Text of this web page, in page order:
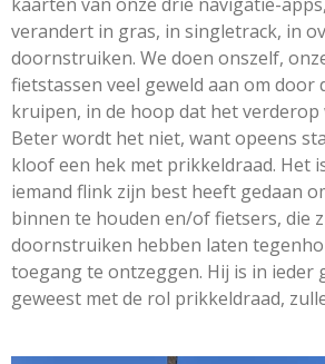
verandert in gras, in singletrack, in
doornstruiken. We doen onszelf,
fietstassen veel geweld aan om door
kruipen, in de hoop dat het
Beter wordt het niet, want opeens
kloof een hek met prikkeldraad. Het
iemand flink zijn best heeft gedaan
binnen te houden en/of fietsers, die
doornstruiken hebben laten
toegang te ontzeggen. Hij is in ieder
geweest met de rol prikkeldraad,